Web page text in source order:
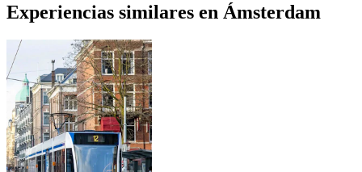
Experiencias similares en Ámsterdam